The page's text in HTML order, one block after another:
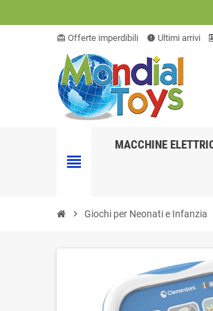
card_giftcard Offerte imperdibili new_releases Ultimi arrivi
view_headline
MACCHINE
chevron_right Giochi per Neonati e Infanzia